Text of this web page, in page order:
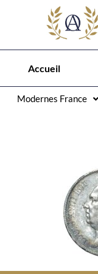
Accueil
Modernes France